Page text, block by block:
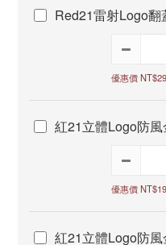
Red21雷射Logo翻
優惠價
紅21立體Logo防
優惠價
紅21立體Logo防